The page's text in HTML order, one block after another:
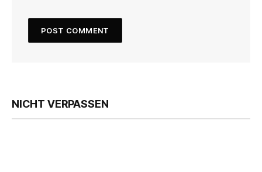
NICHT VERPASSEN